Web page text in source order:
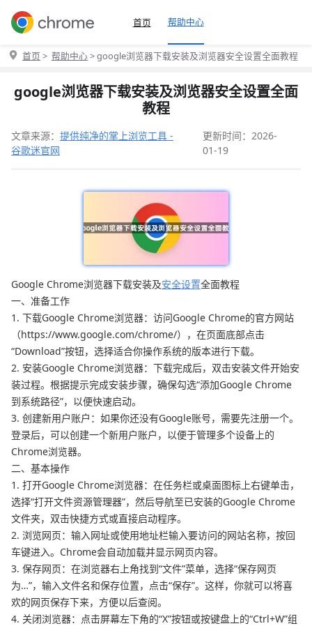
首页 帮助中心
首页 > 帮助中心> google浏览器下载安装及浏览器安全设置全面教程
google浏览器下载安装及浏览器安全设置全面
教程
文章来源： 提供纯净的掌上浏览工具 -
谷歌迷官网
更新时间：2026-
01-19
Google Chrome浏览器下载安装及安全设置全面教程
一、准备工作
1. 下载Google Chrome浏览器：访问Google Chrome的官方网站
（https://www.google.com/chrome/），在页面底部点击
“Download”按钮，选择适合你操作系统的版本进行下载。
2. 安装Google Chrome浏览器：下载完成后，双击安装文件开始安
装过程。根据提示完成安装步骤，确保勾选“添加Google Chrome
到系统路径”，以便快速启动。
3. 创建新用户账户：如果你还没有Google账号，需要先注册一个。
登录后，可以创建一个新用户账户，以便于管理多个设备上的
Chrome浏览器。
二、基本操作
1. 打开Google Chrome浏览器：在任务栏或桌面图标上右键单击，
选择“打开文件资源管理器”，然后导航至已安装的Google Chrome
文件夹，双击快捷方式或直接启动程序。
2. 浏览网页：输入网址或使用地址栏输入要访问的网站名称，按回
车键进入。Chrome会自动加载并显示网页内容。
3. 保存网页：在浏览器右上角找到“文件”菜单，选择“保存网页
为…”，输入文件名和保存位置，点击“保存”。这样，你就可以将喜
欢的网页保存下来，方便以后查阅。
4. 关闭浏览器：点击屏幕左下角的“X”按钮或按键盘上的“Ctrl+W”组